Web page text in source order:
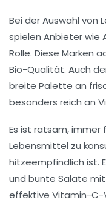
Bei der Auswahl von
spielen Anbieter wie
Rolle. Diese Marken
Bio-Qualität. Auch
breite Palette an
besonders reich an
Es ist ratsam, immer
Lebensmittel zu
hitzeempfindlich ist.
und bunte Salate
effektive Vitamin-C-